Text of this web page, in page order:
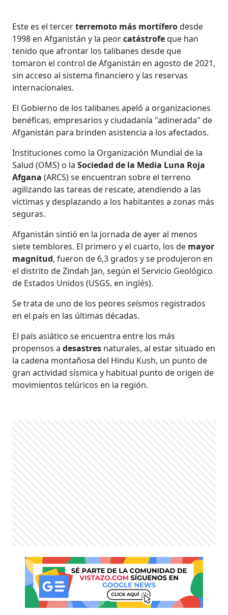
Este es el tercerterremoto más mortíferodesde
1998 en Afganistán y la peorcatástrofeque han
tenido que afrontar los talibanes desde que
tomaron el control de Afganistán en agosto de 2021,
sin acceso al sistema financiero y las reservas
internacionales.
El Gobierno de los talibanes apeló a organizaciones
benéficas, empresarios y ciudadanía "adinerada" de
Afganistán para brinden asistencia a los afectados.
Instituciones como la Organización Mundial de la
Salud (OMS) o laSociedad de la Media Luna Roja
Afgana (ARCS) se encuentran sobre el terreno
agilizando las tareas de rescate, atendiendo a las
víctimas y desplazando a los habitantes a zonas más
seguras.
Afganistán sintió en la jornada de ayer al menos
siete temblores. El primero y el cuarto, los de mayor
magnitud, fueron de 6,3 grados y se produjeron en
el distrito de Zindah Jan, según el Servicio Geológico
de Estados Unidos (USGS, en inglés).
Se trata de uno de los peores seísmos registrados
en el país en las últimas décadas.
El país asiático se encuentra entre los más
propensos a desastres naturales, al estar situado en
la cadena montañosa del Hindu Kush, un punto de
gran actividad sísmica y habitual punto de origen de
movimientos telúricos en la región.